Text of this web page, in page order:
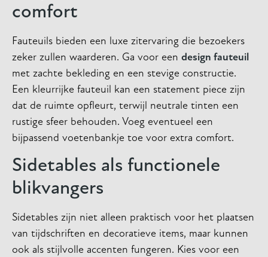
comfort
Fauteuils bieden een luxe zitervaring die bezoekers
zeker zullen waarderen. Ga voor een design fauteuil
met zachte bekleding en een stevige constructie.
Een kleurrijke fauteuil kan een statement piece zijn
dat de ruimte opfleurt, terwijl neutrale tinten een
rustige sfeer behouden. Voeg eventueel een
bijpassend voetenbankje toe voor extra comfort.
Sidetables als functionele
blikvangers
Sidetables zijn niet alleen praktisch voor het plaatsen
van tijdschriften en decoratieve items, maar kunnen
ook als stijlvolle accenten fungeren. Kies voor een